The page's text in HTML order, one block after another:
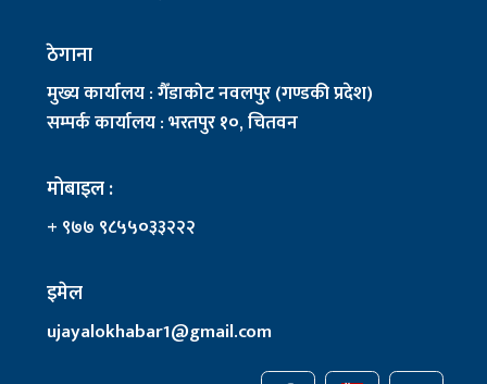
ठेगाना
मुख्य कार्यालय : गैँडाकोट नवलपुर (गण्डकी प्रदेश)
सम्पर्क कार्यालय : भरतपुर १०, चितवन
मोबाइल :
+ ९७७ ९८५५०३३२२२
इमेल
ujayalokhabar1@gmail.com